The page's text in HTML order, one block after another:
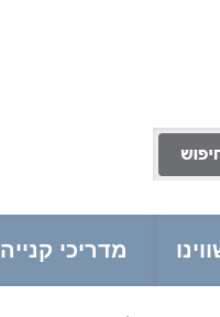
מדריכי קנייה